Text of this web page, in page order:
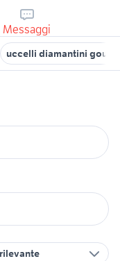
Messaggi
uccelli diamantini gould